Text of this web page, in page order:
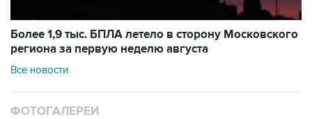
Более 1,9 тыс. БПЛА летело в сторону Московского
региона за первую неделю августа
Все новости
ФОТОГАЛЕРЕИ